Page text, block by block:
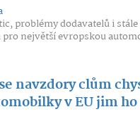
problémy dodavatelů i
největší evropskou
navzdory clům
v EU jim